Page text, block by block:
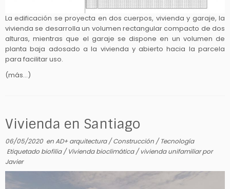
La edificación se proyecta en dos cuerpos, vivienda y garaje, la
vivienda se desarrolla un volumen rectangular compacto de dos
alturas, mientras que el garaje se dispone en un volumen de
planta baja adosado a la vivienda y abierto hacia la parcela
para facilitar uso.
(más…)
Vivienda en Santiago
06/05/2020 enAD+ arquitectura/Construcción /Tecnología
Etiquetado biofilia/Vivienda bioclimática/vivienda unifamiliarpor
Javier